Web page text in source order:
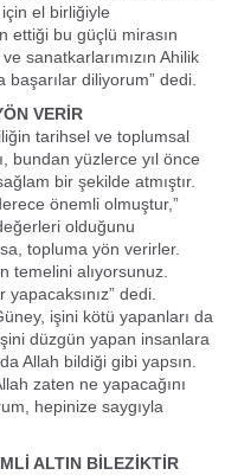
el birliğiyle
ettiği bu güçlü mirasın
sanatkarlarımızın Ahilik
başarılar diliyorum” dedi.
VERİR
tarihsel ve toplumsal
bundan yüzlerce yıl önce
bir şekilde atmıştır.
önemli olmuştur,”
olduğunu
topluma yön verirler.
temelini alıyorsunuz.
dedi.
işini kötü yapanları da
düzgün yapan insanlara
Allah bildiği gibi yapsın.
zaten ne yapacağını
hepinize saygıyla
ALTIN BİLEZİKTİR